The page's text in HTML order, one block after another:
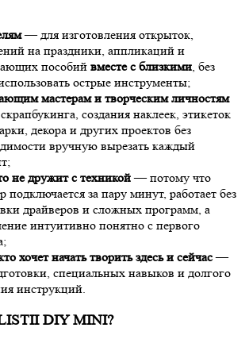
— для изготовления открыток,
на праздники, аппликаций и
пособий вместе с близкими, без
острые инструменты;
мастерам и творческим личностям
создания наклеек, этикеток
декора и других проектов без
вручную вырезать каждый
не дружит с техникой— потому что
подключается за пару минут, работает без
драйверов и сложных программ, а
интуитивно понятно с первого
хочет начать творить здесь и сейчас—
специальных навыков и долгого
инструкций.
DIY MINI?